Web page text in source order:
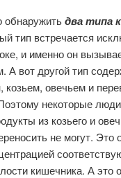
два типа
тип встречается
и именно он
А вот другой тип
козьем, овечьем и
некоторые
из козьего и
не могут. Это
кишечника. А это